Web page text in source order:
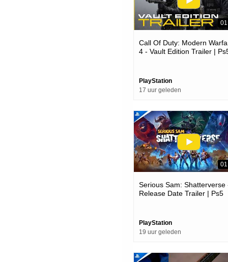
Call Of Duty: Modern
4 - Vault Edition Trailer |
PlayStation
17 uur geleden
Serious Sam: Shatterverse
Release Date Trailer | Ps5
PlayStation
19 uur geleden